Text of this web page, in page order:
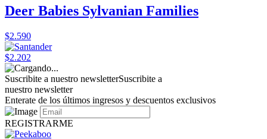
Deer Babies Sylvanian Families
$2.590
$2.202
Suscribite a nuestro newsletterSuscribite a
nuestro newsletter
Enterate de los últimos ingresos y descuentos exclusivos
REGISTRARME